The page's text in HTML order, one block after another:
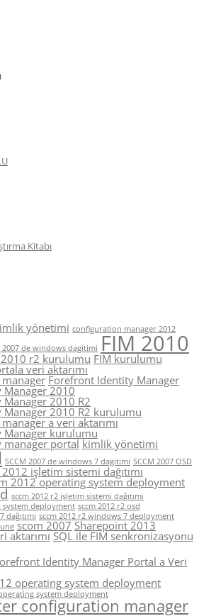
Kitabı
yönetimi configuration manager 2012
de windows dagitimi FIM 2010
2010 r2 kurulumu FIM kurulumu
veri aktarımı
Forefront Identity Manager
2010
2010 R2
2010 R2 kurulumu
a veri aktarımı
kurulumu
portal kimlik yönetimi
SCCM 2007 de windows 7 dagitimi SCCM 2007 OSD
işletim sistemi dağıtımı
2012 operating system deployment
sccm 2012 r2 işletim sistemi dağıtımı
system deployment sccm 2012 r2 osd
sccm 2012 r2 windows 7 deployment
scom 2007 Sharepoint 2013
aktarımı SQL ile FIM senkronizasyonu
Identity Manager Portal a Veri
operating system deployment
system deployment
configuration manager